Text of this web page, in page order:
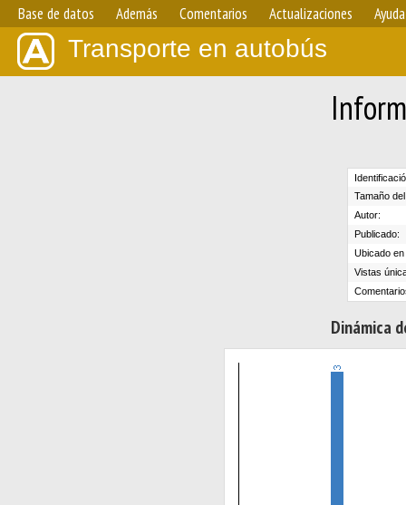
Base de datos Además Comentarios Actualizaciones Ayuda
Transporte en autobús
Tamaño
Autor:
Publicado:
Ubicado
Vistas
Dinámica